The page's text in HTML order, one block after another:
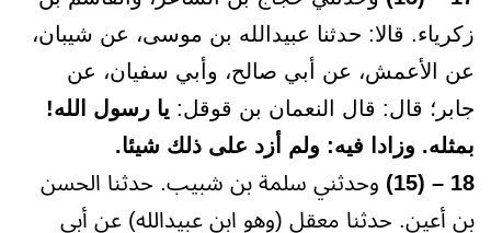
زكرياء. قالا: حدثنا عبيدالله بن موسى، عن شيبان،
عن الأعمش، عن أبي صالح، وأبي سفيان، عن
جابر؛ قال: قال النعمان بن قوقل: يا رسول الله!
بمثله. وزادا فيه: ولم أزد على ذلك شيئا.
18 – (15)
وحدثني سلمة بن شبيب. حدثنا الحسن
بن أعين. حدثنا معقل (وهو ابن عبيدالله) عن أبي